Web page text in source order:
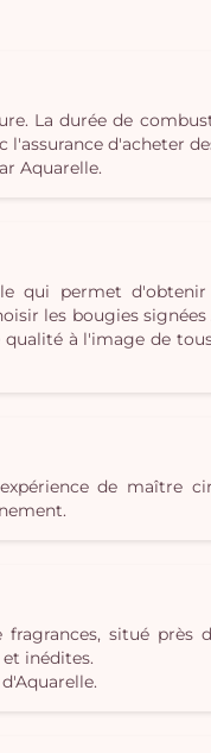
La durée de
d'acheter
Aquarelle.
qui permet
les bougies signées
à l'image de
de maître
situé près
inédites.